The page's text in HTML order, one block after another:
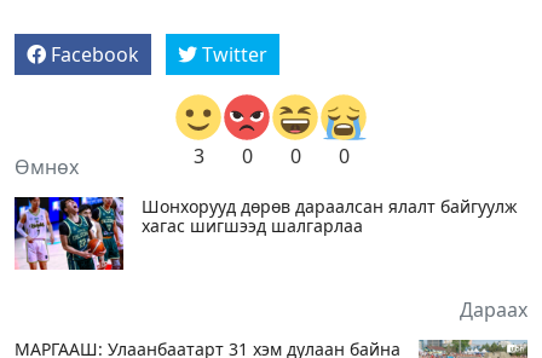
Facebook Twitter
3 0 0 0
Өмнөх
Шонхорууд дөрөв дараалсан ялалт байгуулж
хагас шигшээд шалгарлаа
Дараах
МАРГААШ: Улаанбаатарт 31 хэм дулаан байна